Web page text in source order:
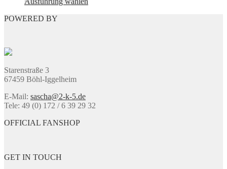
gewählt
Produktseite
gewählt
POWERED BY
Starenstraße 3
67459 Böhl-Iggelheim
E-Mail: sascha@2-k-5.de
Tele: 49 (0) 172 / 6 39 29 32
OFFICIAL FANSHOP
GET IN TOUCH